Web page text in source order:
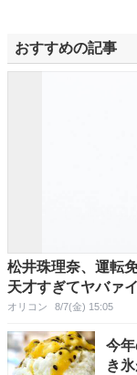
おすすめの記事
松井珠理奈、運転
天才すぎてヤバァ
オリコン 8/7(金) 15:05
今
き